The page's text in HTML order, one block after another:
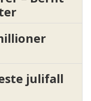
julifall